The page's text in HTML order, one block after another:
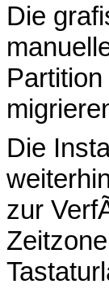
Die
Die
zur